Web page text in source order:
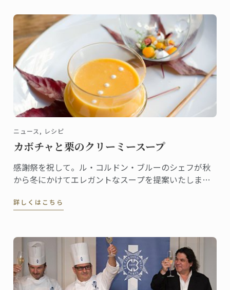
ニュース, レシピ
カボチャと栗のクリーミースープ
感謝祭を祝して。ル・コルドン・ブルーのシェフが秋
から冬にかけてエレガントなスープを提案いたしま
詳しくはこちら